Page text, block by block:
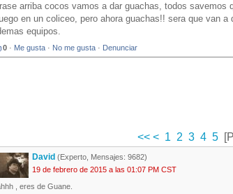
arriba cocos vamos a dar guachas, todos savemos
en un coliceo, pero ahora guachas!! sera que van
equipos.
0 · Me gusta · No me gusta · Denunciar
<< < 1 2 3 4 5
David (Experto, Mensajes: 9682)
19 de febrero de 2015 a las 01:07 PM CST
, eres de Guane.